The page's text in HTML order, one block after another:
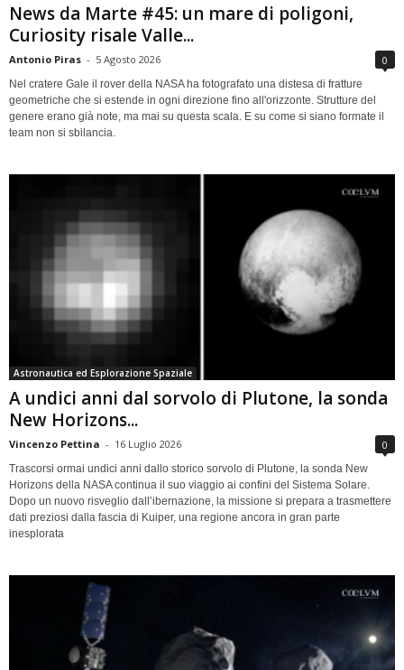
News da Marte #45: un mare di poligoni,
Curiosity risale Valle...
Antonio Piras - 5 Agosto 2026 0
Nel cratere Gale il rover della NASA ha fotografato una distesa di fratture
geometriche che si estende in ogni direzione fino all'orizzonte. Strutture del
genere erano già note, ma mai su questa scala. E su come si siano formate il
team non si sbilancia.
Astronautica ed Esplorazione Spaziale
A undici anni dal sorvolo di Plutone, la sonda
New Horizons...
Vincenzo Pettina - 16 Luglio 2026 0
Trascorsi ormai undici anni dallo storico sorvolo di Plutone, la sonda New
Horizons della NASA continua il suo viaggio ai confini del Sistema Solare.
Dopo un nuovo risveglio dall’ibernazione, la missione si prepara a trasmettere
dati preziosi dalla fascia di Kuiper, una regione ancora in gran parte
inesplorata